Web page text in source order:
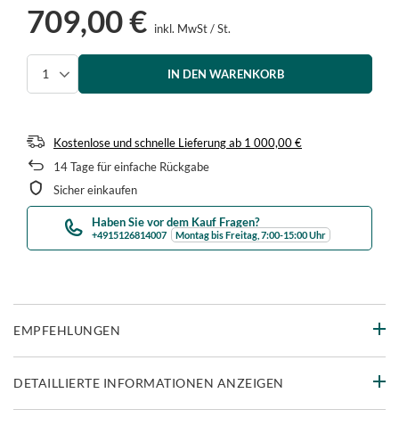
709,00 € inkl. MwSt/St.
IN DEN WARENKORB
Kostenlose und schnelle Lieferungab 1 000,00 €
14Tage für einfache Rückgabe
Sicher einkaufen
Haben Sie vor dem Kauf Fragen?
+4915126814007 Montag bis Freitag, 7:00-15:00 Uhr
EMPFEHLUNGEN
DETAILLIERTE INFORMATIONEN ANZEIGEN